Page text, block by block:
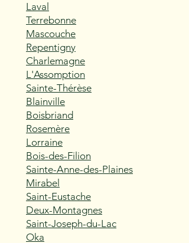
Laval
Terrebonne
Mascouche
Repentigny
Charlemagne
L'Assomption
Sainte-Thérèse
Blainville
Boisbriand
Rosemère
Lorraine
Bois-des-Filion
Sainte-Anne-des-Plaines
Mirabel
Saint-Eustache
Deux-Montagnes
Saint-Joseph-du-Lac
Oka